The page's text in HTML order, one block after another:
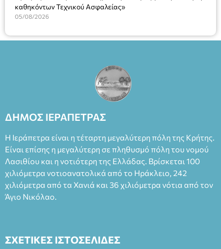
καθηκόντων Τεχνικού Ασφαλείας»
05/08/2026
ΔΗΜΟΣ ΙΕΡΑΠΕΤΡΑΣ
Η Ιεράπετρα είναι η τέταρτη μεγαλύτερη πόλη της Κρήτης.
Είναι επίσης η μεγαλύτερη σε πληθυσμό πόλη του νομού
Λασιθίου και η νοτιότερη της Ελλάδας. Βρίσκεται 100
χιλιόμετρα νοτιοανατολικά από το Ηράκλειο, 242
χιλιόμετρα από τα Χανιά και 36 χιλιόμετρα νότια από τον
Άγιο Νικόλαο.
ΣΧΕΤΙΚΕΣ ΙΣΤΟΣΕΛΙΔΕΣ